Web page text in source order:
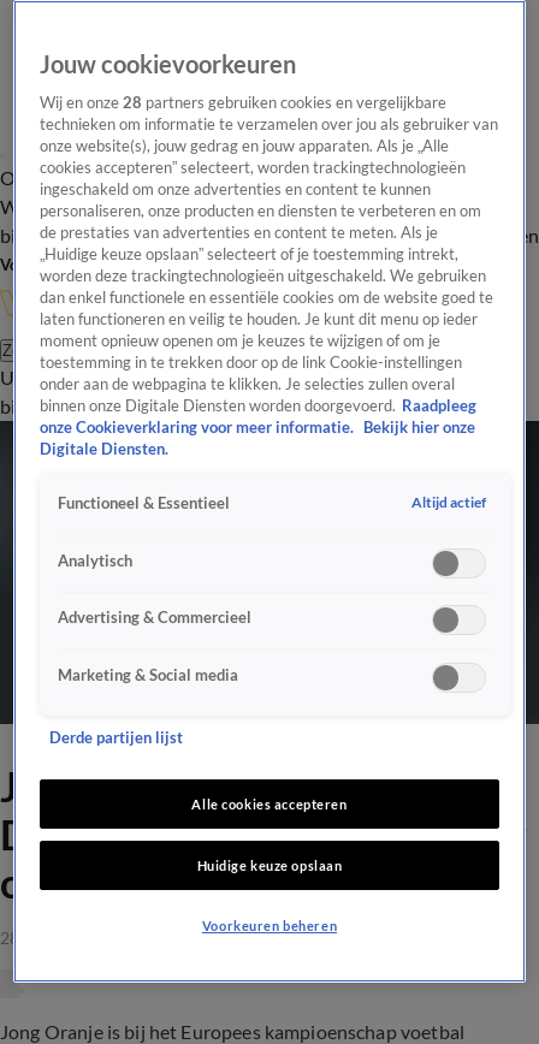
Overzicht Onze programma's Uitzendingen Onze gezichten
In de
WandelgangenInterviewsUitzending
bijwonenPodcastShopVeelgestelde vragenKijkersvraag insturen
Volg Vandaag Inside
Zoeken
UitzendingenVandaag InsideDe OranjezomerShopUitzending
bijwonen
Jong Oranje is bij 2-2 tussen
Duitsland en Roemenië klaar
op EK
28 mrt 2021, 10:31
Jong Oranje is bij het Europees kampioenschap voetbal
Jouw cookievoorkeuren
Wij en onze28 partners gebruiken cookies en vergelijkbare
technieken om informatie te verzamelen over jou als gebruiker van
onze website(s), jouw gedrag en jouw apparaten. Als je „Alle
cookies accepteren” selecteert, worden trackingtechnologieën
ingeschakeld om onze advertenties en content te kunnen
personaliseren, onze producten en diensten te verbeteren en om
de prestaties van advertenties en content te meten. Als je
„Huidige keuze opslaan” selecteert of je toestemming intrekt,
worden deze trackingtechnologieën uitgeschakeld. We gebruiken
dan enkel functionele en essentiële cookies om de website goed te
laten functioneren en veilig te houden. Je kunt dit menu op ieder
moment opnieuw openen om je keuzes te wijzigen of om je
toestemming in te trekken door op de link Cookie-instellingen
onder aan de webpagina te klikken. Je selecties zullen overal
binnen onze Digitale Diensten worden doorgevoerd. Raadpleeg
onze Cookieverklaring voor meer informatie.
Bekijk hier onze
Digitale Diensten.
Functioneel & Essentieel Altijd actief
Analytisch
Advertising & Commercieel
Marketing & Social media
Derde partijen lijst
Alle cookies accepteren
Huidige keuze opslaan
Voorkeuren beheren